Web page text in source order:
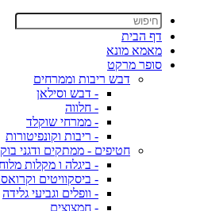
דף הבית
מאמא מונא
סופר מרקט
דבש ריבות וממרחים
- דבש וסילאן
- חלווה
- ממרחי שוקלד
- ריבות וקונפיטורות
חטיפים - ממתקים ודגני
- ביגלה ו מקלות
- ביסקוויטים
- וופלים וגביעי גלידה
- חמצוצים